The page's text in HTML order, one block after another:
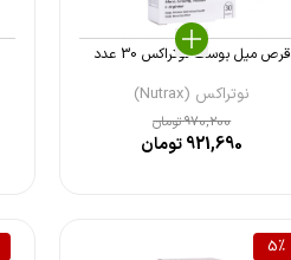
قرص میل بوست نوتراکس 30 عدد
نوتراکس (Nutrax)
970,200تومان
921,690تومان
5%